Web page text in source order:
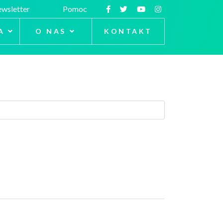
Pomoc
O NAS KONTAKT